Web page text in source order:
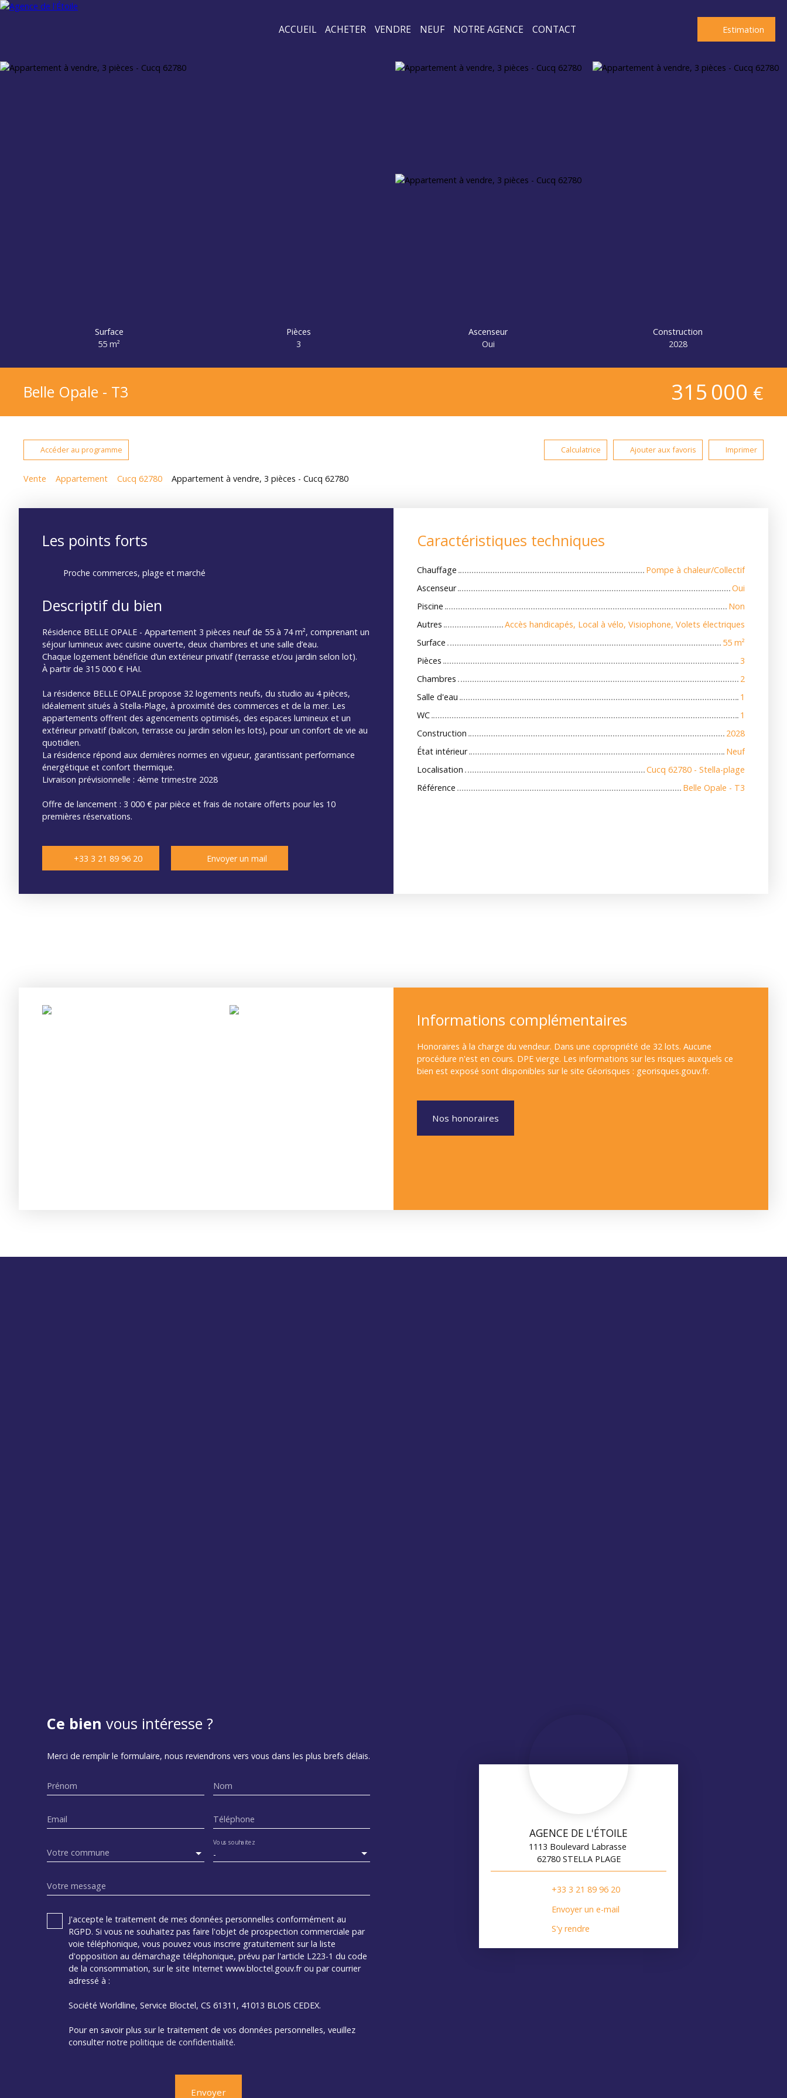
ACCUEIL ACHETER VENDRE NEUF NOTRE AGENCE CONTACT Estimation
Surface
55m²
Pièces
3
Ascenseur
Oui
Construction
2028
Belle Opale - T3 315 000 €
Accéder au programme Calculatrice Ajouter aux favoris Imprimer
Vente Appartement Cucq 62780 Appartement à vendre, 3 pièces - Cucq 62780
Les points forts
Proche commerces, plage et marché
Descriptif du bien
Résidence BELLE OPALE - Appartement 3 pièces neuf de 55 à 74 m², comprenant un
séjour lumineux avec cuisine ouverte, deux chambres et une salle d’eau.
Chaque logement bénéficie d’un extérieur privatif (terrasse et/ou jardin selon lot).
À partir de 315 000 € HAI.
La résidence BELLE OPALE propose 32 logements neufs, du studio au 4 pièces,
idéalement situés à Stella-Plage, à proximité des commerces et de la mer. Les
appartements offrent des agencements optimisés, des espaces lumineux et un
extérieur privatif (balcon, terrasse ou jardin selon les lots), pour un confort de vie au
quotidien.
La résidence répond aux dernières normes en vigueur, garantissant performance
énergétique et confort thermique.
Livraison prévisionnelle : 4ème trimestre 2028
Offre de lancement : 3 000 € par pièce et frais de notaire offerts pour les 10
premières réservations.
+33 3 21 89 96 20 Envoyer un mail
Caractéristiques techniques
Chauffage
Pompe à chaleur/Collectif
Ascenseur
Oui
Piscine
Non
Autres
Accès handicapés, Local à vélo, Visiophone, Volets électriques
Surface
55 m²
Pièces
3
Chambres
2
Salle d'eau
1
WC
1
Construction
2028
État intérieur
Neuf
Localisation
Cucq 62780 - Stella-plage
Référence
Belle Opale - T3
Informations complémentaires
Honoraires à la charge du vendeur. Dans une copropriété de 32 lots. Aucune
procédure n'est en cours. DPE vierge. Les informations sur les risques auxquels ce
bien est exposé sont disponibles sur le site Géorisques : georisques.gouv.fr.
Nos honoraires
Ce bien vous intéresse ?
Merci de remplir le formulaire, nous reviendrons vers vous dans les plus brefs délais.
Prénom Nom
Email Téléphone
Votre commune -
Vous souhaitez
Votre message
J'accepte le traitement de mes données personnelles conformément au
RGPD. Si vous ne souhaitez pas faire l'objet de prospection commerciale par
voie téléphonique, vous pouvez vous inscrire gratuitement sur la liste
d'opposition au démarchage téléphonique, prévu par l'article L223-1 du code
de la consommation, sur le site Internet www.bloctel.gouv.fr ou par courrier
adressé à :
Société Worldline, Service Bloctel, CS 61311, 41013 BLOIS CEDEX.
Pour en savoir plus sur le traitement de vos données personnelles, veuillez
consulter notre politique de confidentialité.
Envoyer
AGENCE DE L'ÉTOILE
1113 Boulevard Labrasse
62780 STELLA PLAGE
+33 3 21 89 96 20
Envoyer un e-mail
S'y rendre